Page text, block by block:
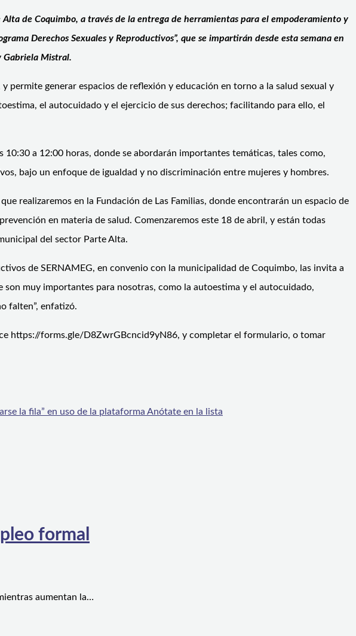
de Coquimbo, a través de la entrega de herramientas para el empoderamiento y
Derechos Sexuales y Reproductivos”, que se impartirán desde esta semana en
Gabriela Mistral.
permite generar espacios de reflexión y educación en torno a la salud sexual y
el autocuidado y el ejercicio de sus derechos; facilitando para ello, el
a 12:00 horas, donde se abordarán importantes temáticas, tales como,
bajo un enfoque de igualdad y no discriminación entre mujeres y hombres.
realizaremos en la Fundación de Las Familias, donde encontrarán un espacio de
en materia de salud. Comenzaremos este 18 de abril, y están todas
del sector Parte Alta.
de SERNAMEG, en convenio con la municipalidad de Coquimbo, las invita a
muy importantes para nosotras, como la autoestima y el autocuidado,
falten”, enfatizó.
https://forms.gle/D8ZwrGBcncid9yN86, y completar el formulario, o tomar
la fila” en uso de la plataforma Anótate en la lista
formal
aumentan la…